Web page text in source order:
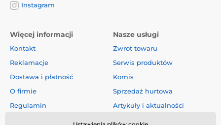
Instagram
Więcej informacji
Kontakt
Reklamacje
Dostawa i płatność
O firmie
Regulamin
Nasze usługi
Zwrot towaru
Serwis produktów
Komis
Sprzedaż hurtowa
Artykuły i aktualności